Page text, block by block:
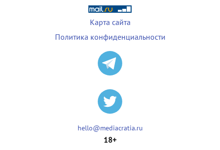
Карта сайта
Политика конфиденциальности
hello@mediacratia.ru
18+